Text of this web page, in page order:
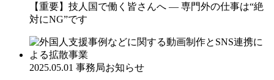
【重要】技人国で働く皆さんへ ― 専門外の仕事は“絶
対にNG”です
2025.05.01 事務局お知らせ